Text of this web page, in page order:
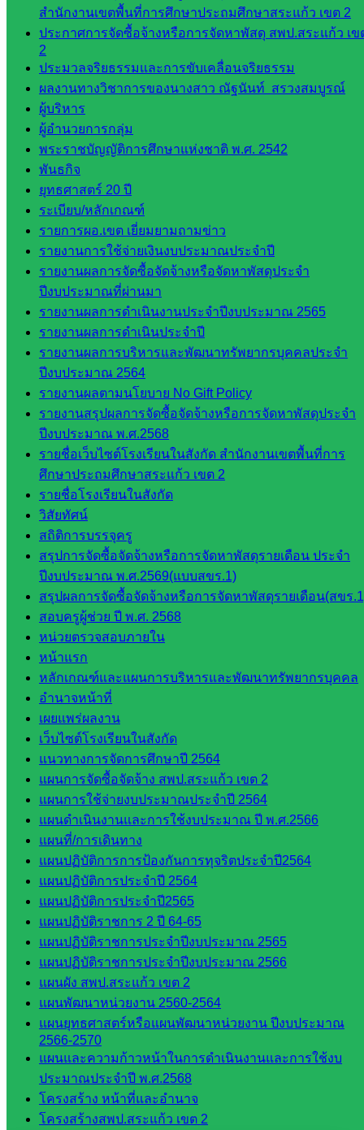
สำนักงานเขตพื้นที่การศึกษาประถมศึกษาสระแก้ว เขต 2
ประกาศการจัดซื้อจ้างหรือการจัดหาพัสดุ สพป.สระแก้ว เข
2
ประมวลจริยธรรมและการขับเคลื่อนจริยธรรม
ผลงานทางวิชาการของนางสาว ณัฐนันท์ สรวงสมบูรณ์
ผู้บริหาร
ผู้อำนวยการกลุ่ม
พระราชบัญญัติการศึกษาแห่งชาติ พ.ศ. 2542
พันธกิจ
ยุทธศาสตร์ 20 ปี
ระเบียบ/หลักเกณฑ์
รายการผอ.เขต เยี่ยมยามถามข่าว
รายงานการใช้จ่ายเงินงบประมาณประจำปี
รายงานผลการจัดซื้อจัดจ้างหรือจัดหาพัสดุประจำ
ปีงบประมาณที่ผ่านมา
รายงานผลการดำเนินงานประจำปีงบประมาณ 2565
รายงานผลการดำเนินประจำปี
รายงานผลการบริหารและพัฒนาทรัพยากรบุคคลประจำ
ปีงบประมาณ 2564
รายงานผลตามนโยบาย No Gift Policy
รายงานสรุปผลการจัดซื้อจัดจ้างหรือการจัดหาพัสดุประจำ
ปีงบประมาณ พ.ศ.2568
รายชื่อเว็บไซต์โรงเรียนในสังกัด สำนักงานเขตพื้นที่การ
ศึกษาประถมศึกษาสระแก้ว เขต 2
รายชื่อโรงเรียนในสังกัด
วิสัยทัศน์
สถิติการบรรจุครู
สรุปการจัดซื้อจัดจ้างหรือการจัดหาพัสดุรายเดือน ประจำ
ปีงบประมาณ พ.ศ.2569(แบบสขร.1)
สรุปผลการจัดซื้อจัดจ้างหรือการจัดหาพัสดุรายเดือน(สขร
สอบครูผู้ช่วย ปี พ.ศ. 2568
หน่วยตรวจสอบภายใน
หน้าแรก
หลักเกณฑ์และแผนการบริหารและพัฒนาทรัพยากรบุคคล
อำนาจหน้าที่
เผยแพร่ผลงาน
เว็บไซต์โรงเรียนในสังกัด
แนวทางการจัดการศึกษาปี 2564
แผนการจัดซื้อจัดจ้าง สพป.สระแก้ว เขต 2
แผนการใช้จ่ายงบประมาณประจำปี 2564
แผนดำเนินงานและการใช้งบประมาณ ปี พ.ศ.2566
แผนที่/การเดินทาง
แผนปฏิบัติการการป้องกันการทุจริตประจำปี2564
แผนปฏิบัติการประจำปี 2564
แผนปฏิบัติการประจำปี2565
แผนปฏิบัติราชการ 2 ปี 64-65
แผนปฏิบัติราชการประจำปีงบประมาณ 2565
แผนปฏิบัติราชการประจำปีงบประมาณ 2566
แผนผัง สพป.สระแก้ว เขต 2
แผนพัฒนาหน่วยงาน 2560-2564
แผนยุทธศาสตร์หรือแผนพัฒนาหน่วยงาน ปีงบประมาณ
2566-2570
แผนและความก้าวหน้าในการดำเนินงานและการใช้งบ
ประมาณประจำปี พ.ศ.2568
โครงสร้าง หน้าที่และอำนาจ
โครงสร้างสพป.สระแก้ว เขต 2
เว็บไซต์
อ.ค.ก.ศ.เขต
พื้นที่การ
ศึกษา
ดาวน์โหลด
เอกสาร
กลุ่
มอำนวย
การ
กลุ่ม
บริหาร
งานงาน
เงินและ
สินทรัพย์
กลุ่มน
โยบาย
และแผน
กลุ่มส่ง
เสริมการ
จัดการ
ศึกษา
กลุ่ม
บริหาร
งาน
บุคคล
กลุ่ม
พัฒนาครู
และบุ
คลากรฯ
กลุ่มนิ
เทศ
ติดตาม
และประ
เมินผลฯ
::: ©2021 sakarea2.go.th. All rights reserved. Design By SK2 ICT
TEAM :::
สอบถามได้นะคะ
Line
Tel 037-232263:
Messenger